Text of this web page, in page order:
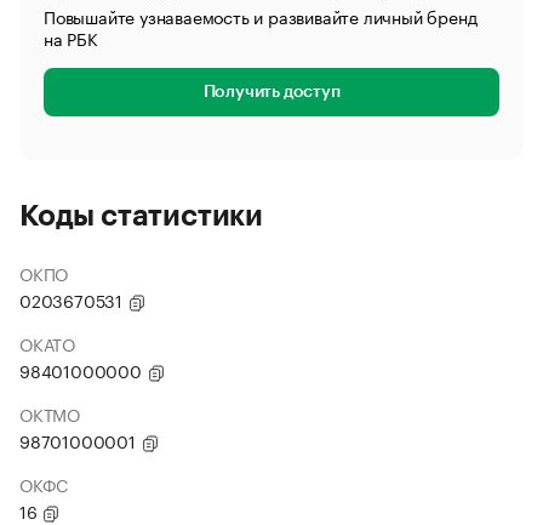
Повышайте узнаваемость и развивайте личный бренд
на РБК
Получить доступ
Коды статистики
ОКПО
0203670531
ОКАТО
98401000000
ОКТМО
98701000001
ОКФС
16